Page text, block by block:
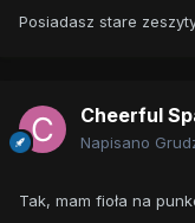
Posiadasz stare
Cheerful
Napisano
Tak, mam fioła na